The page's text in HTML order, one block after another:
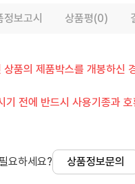
정보고시 상품평(0)
품의 제품박스를 개봉하신
기 전에 반드시 사용기종과
요하세요? 상품정보문의